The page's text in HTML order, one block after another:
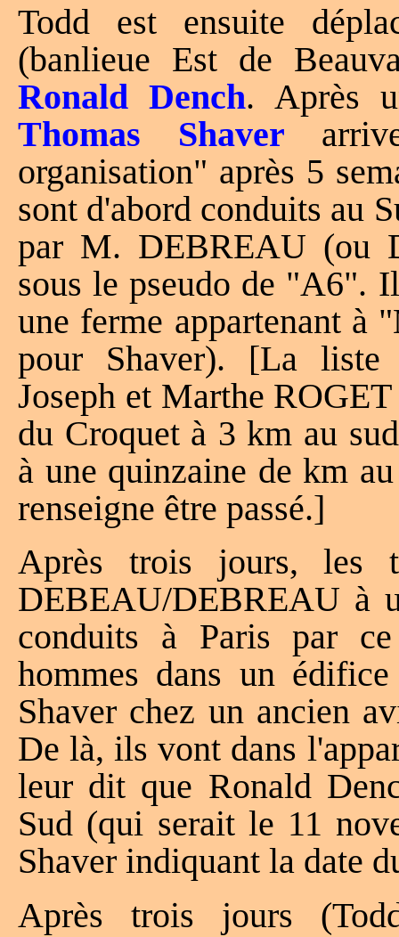
Todd est ensuite
(banlieue Est de
Ronald Dench. Après
Thomas Shaver
organisation" après 5
sont d'abord conduits au
par M. DEBREAU (ou
sous le pseudo de "A6".
une ferme appartenant
pour Shaver). [La liste
Joseph et Marthe
du Croquet à 3 km au
à une quinzaine de km
renseigne être passé.]
Après trois jours, les
DEBEAU/DEBREAU à
conduits à Paris par
hommes dans un
Shaver chez un ancien
De là, ils vont dans
leur dit que Ronald
Sud (qui serait le 11
Shaver indiquant la date
Après trois jours